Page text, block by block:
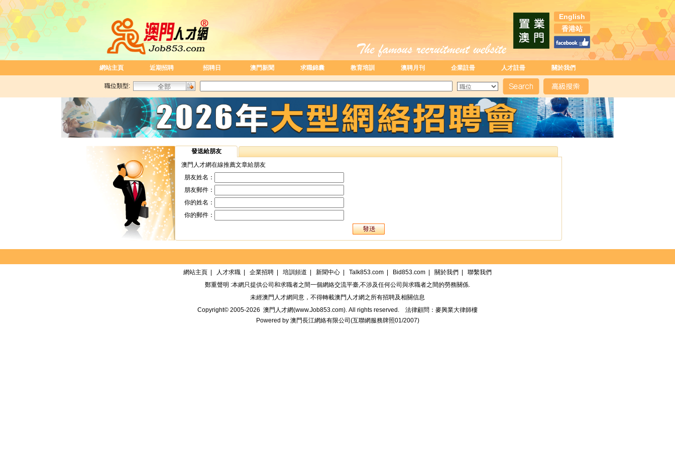
English
香港站
網站主頁 近期招聘 招聘日 澳門新聞 求職錦囊 教育培訓 澳聘月刊 企業註冊 人才註冊 關於我們
職位類型:
發送給朋友
澳門人才網在線推薦文章給朋友
朋友姓名：
朋友郵件：
你的姓名：
你的郵件：
網站主頁 人才求職 企業招聘 培訓頻道 新聞中心 Talk853.com Bid853.com 關於我們
聯繫我們
鄭重聲明 :本網只提供公司和求職者之間一個網絡交流平臺,不涉及任何公司與求職者之間的勞務關係.
未經澳門人才網 同意，不得轉載澳門人才網之所有招聘及相關信息
Copyright© 2005-2026 澳門人才網(www.Job853.com). All rights reserved. 法律顧問：麥興業大律師樓
Powered by 澳門長江網絡有限公司 (互聯網服務牌照01/2007)